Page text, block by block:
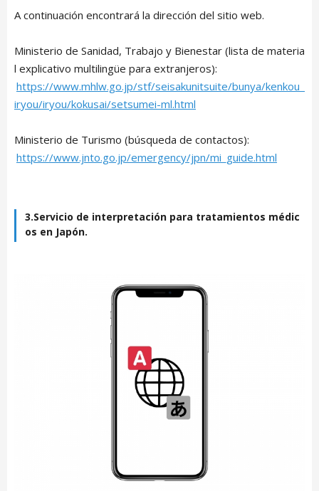
A continuación encontrará la dirección del sitio web.
Ministerio de Sanidad, Trabajo y Bienestar (lista de materia
l explicativo multilingüe para extranjeros):
https://www.mhlw.go.jp/stf/seisakunitsuite/bunya/kenkou_
iryou/iryou/kokusai/setsumei-ml.html
Ministerio de Turismo (búsqueda de contactos):
https://www.jnto.go.jp/emergency/jpn/mi_guide.html
3.Servicio de interpretación para tratamientos médic
os en Japón.